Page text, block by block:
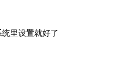
里设置就好了